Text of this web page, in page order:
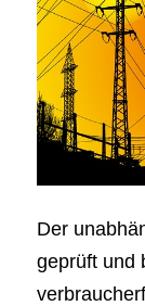
Der
geprüft und